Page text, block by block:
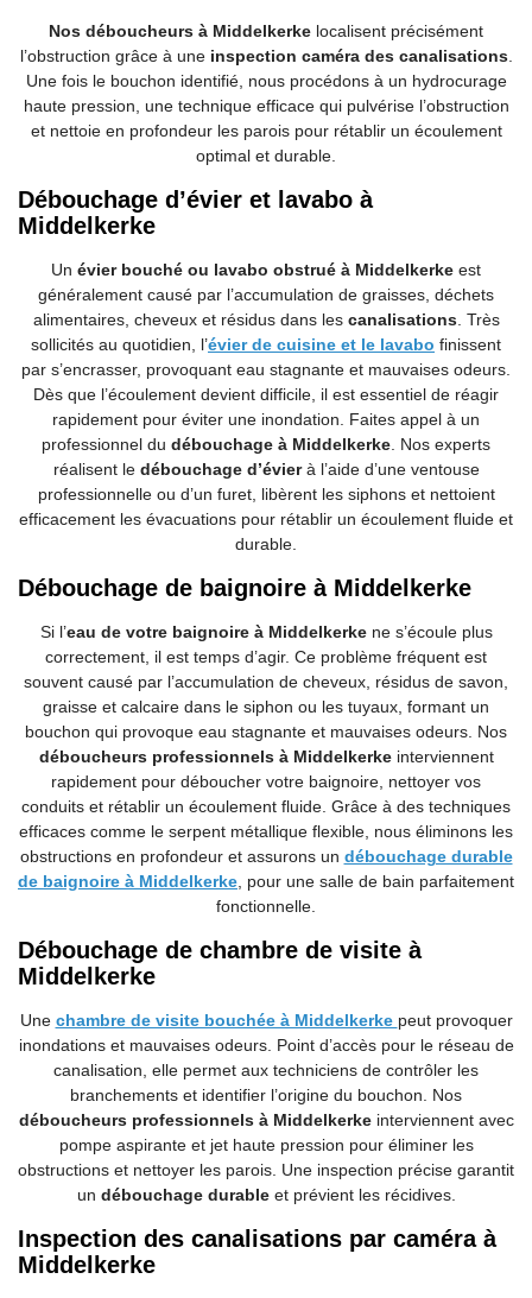
Nos déboucheurs à Middelkerke localisent précisément
l’obstruction grâce à une inspection caméra des canalisations.
Une fois le bouchon identifié, nous procédons à un hydrocurage
haute pression, une technique efficace qui pulvérise l’obstruction
et nettoie en profondeur les parois pour rétablir un écoulement
optimal et durable.
Débouchage d’évier et lavabo à
Middelkerke
Un évier bouché ou lavabo obstrué à Middelkerke est
généralement causé par l’accumulation de graisses, déchets
alimentaires, cheveux et résidus dans les canalisations. Très
sollicités au quotidien, l’évier de cuisine et le lavabo finissent
par s’encrasser, provoquant eau stagnante et mauvaises odeurs.
Dès que l’écoulement devient difficile, il est essentiel de réagir
rapidement pour éviter une inondation. Faites appel à un
professionnel du débouchage à Middelkerke. Nos experts
réalisent le débouchage d’évierà l’aide d’une ventouse
professionnelle ou d’un furet, libèrent les siphons et nettoient
efficacement les évacuations pour rétablir un écoulement fluide et
durable.
Débouchage de baignoire à Middelkerke
Si l’eau de votre baignoire à Middelkerke ne s’écoule plus
correctement, il est temps d’agir. Ce problème fréquent est
souvent causé par l’accumulation de cheveux, résidus de savon,
graisse et calcaire dans le siphon ou les tuyaux, formant un
bouchon qui provoque eau stagnante et mauvaises odeurs. Nos
déboucheurs professionnels à Middelkerke interviennent
rapidement pour déboucher votre baignoire, nettoyer vos
conduits et rétablir un écoulement fluide. Grâce à des techniques
efficaces comme le serpent métallique flexible, nous éliminons les
obstructions en profondeur et assurons un débouchage durable
de baignoire à Middelkerke, pour une salle de bain parfaitement
fonctionnelle.
Débouchage de chambre de visite à
Middelkerke
Une chambre de visite bouchée à Middelkerke peut provoquer
inondations et mauvaises odeurs. Point d’accès pour le réseau de
canalisation, elle permet aux techniciens de contrôler les
branchements et identifier l’origine du bouchon. Nos
déboucheurs professionnels à Middelkerke interviennent avec
pompe aspirante et jet haute pression pour éliminer les
obstructions et nettoyer les parois. Une inspection précise garantit
un débouchage durableet prévient les récidives.
Inspection des canalisations par caméra à
Middelkerke